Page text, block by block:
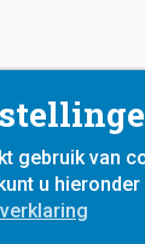
gebruik van
u hieronder